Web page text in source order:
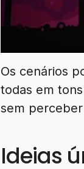
Os cenários
todas em
sem
Ideias